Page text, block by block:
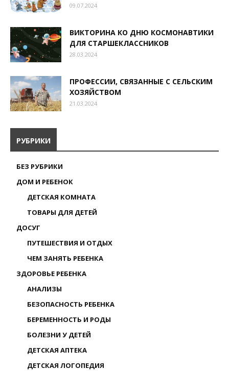
09.07.2024
ВИКТОРИНА КО ДНЮ КОСМОНАВТИКИ
ДЛЯ СТАРШЕКЛАССНИКОВ
28.03.2024
ПРОФЕССИИ, СВЯЗАННЫЕ С СЕЛЬСКИМ
ХОЗЯЙСТВОМ
21.03.2024
РУБРИКИ
БЕЗ РУБРИКИ
ДОМ И РЕБЕНОК
ДЕТСКАЯ КОМНАТА
ТОВАРЫ ДЛЯ ДЕТЕЙ
ДОСУГ
ПУТЕШЕСТВИЯ И ОТДЫХ
ЧЕМ ЗАНЯТЬ РЕБЕНКА
ЗДОРОВЬЕ РЕБЕНКА
АНАЛИЗЫ
БЕЗОПАСНОСТЬ РЕБЕНКА
БЕРЕМЕННОСТЬ И РОДЫ
БОЛЕЗНИ У ДЕТЕЙ
ДЕТСКАЯ АПТЕКА
ДЕТСКАЯ ЛОГОПЕДИЯ